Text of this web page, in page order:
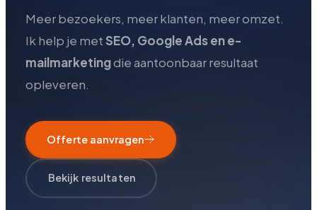
Meer bezoekers, meer klanten, meer omzet.
Ik help je metSEO, Google Ads en e-
mailmarketingdie aantoonbaar resultaat
opleveren.
Offerte aanvragen
Bekijk resultaten